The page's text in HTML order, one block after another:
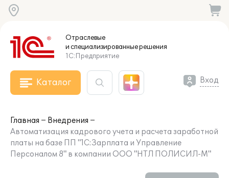
Отраслевые
и специализированныерешения
1С:Предприятие
Каталог Вход
Главная
Внедрения
Автоматизация кадрового учета и расчета заработной
платы на базе ПП "1С:Зарплата и Управление
Персоналом 8" в компании ООО "НТЛ ПОЛИСИЛ-М"